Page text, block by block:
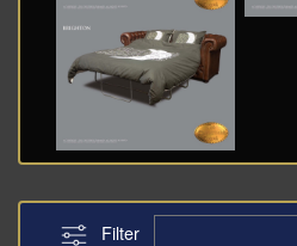
Filter